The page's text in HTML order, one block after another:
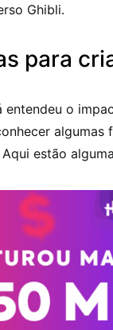
Ghibli.
para
entendeu o
estão